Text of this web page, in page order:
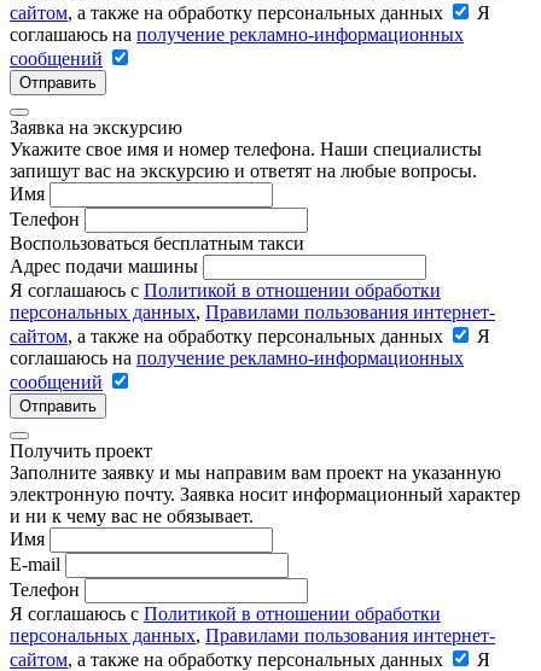
сайтом, а также на обработку персональных данных
Я
соглашаюсь на получение рекламно-информационных
сообщений
Отправить
Заявка на экскурсию
Укажите свое имя и номер телефона. Наши специалисты
запишут вас на экскурсию и ответят на любые вопросы.
Имя
Телефон
Воспользоваться бесплатным такси
Адрес подачи машины
Я соглашаюсь с Политикой в отношении обработки
персональных данных, Правилами пользования интернет-
сайтом, а также на обработку персональных данных
Я
соглашаюсь на получение рекламно-информационных
сообщений
Отправить
Получить проект
Заполните заявку и мы направим вам проект на указанную
электронную почту. Заявка носит информационный характер
и ни к чему вас не обязывает.
Имя
E-mail
Телефон
Я соглашаюсь с Политикой в отношении обработки
персональных данных, Правилами пользования интернет-
сайтом, а также на обработку персональных данных
Я